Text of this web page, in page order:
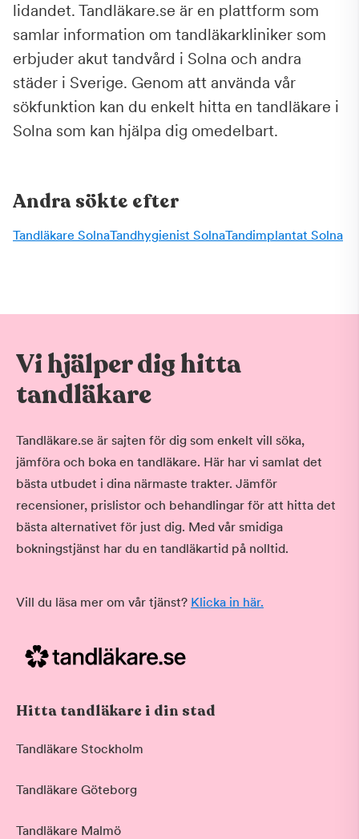
lidandet. Tandläkare.se är en plattform som
samlar information om tandläkarkliniker som
erbjuder akut tandvård i Solna och andra
städer i Sverige. Genom att använda vår
sökfunktion kan du enkelt hitta en tandläkare i
Solna som kan hjälpa dig omedelbart.
Andra sökte efter
Tandläkare SolnaTandhygienist SolnaTandimplantat Solna
Vi hjälper dig hitta
tandläkare
Tandläkare.se är sajten för dig som enkelt vill söka,
jämföra och boka en tandläkare. Här har vi samlat det
bästa utbudet i dina närmaste trakter. Jämför
recensioner, prislistor och behandlingar för att hitta det
bästa alternativet för just dig. Med vår smidiga
bokningstjänst har du en tandläkartid på nolltid.
Vill du läsa mer om vår tjänst? Klicka in här.
Hitta tandläkare i din stad
Tandläkare Stockholm
Tandläkare Göteborg
Tandläkare Malmö